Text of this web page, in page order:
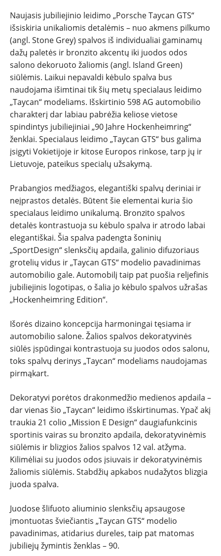
Naujasis jubiliejinio leidimo „Porsche Taycan GTS“
išsiskiria unikaliomis detalėmis – nuo akmens pilkumo
(angl. Stone Grey) spalvos iš individualiai gaminamų
dažų paletės ir bronzito akcentų iki juodos odos
salono dekoruoto žaliomis (angl. Island Green)
siūlėmis. Laikui nepavaldi kėbulo spalva bus
naudojama išimtinai tik šių metų specialaus leidimo
„Taycan“ modeliams. Išskirtinio 598 AG automobilio
charakterį dar labiau pabrėžia keliose vietose
spindintys jubiliejiniai „90 Jahre Hockenheimring“
ženklai. Specialaus leidimo „Taycan GTS“ bus galima
įsigyti Vokietijoje ir kitose Europos rinkose, tarp jų ir
Lietuvoje, pateikus specialų užsakymą.
Prabangios medžiagos, elegantiški spalvų deriniai ir
neįprastos detalės. Būtent šie elementai kuria šio
specialaus leidimo unikalumą. Bronzito spalvos
detalės kontrastuoja su kėbulo spalva ir atrodo labai
elegantiškai. Šia spalva padengta šoninių
„SportDesign“ slenksčių apdaila, galinio difuzoriaus
grotelių vidus ir „Taycan GTS“ modelio pavadinimas
automobilio gale. Automobilį taip pat puošia reljefinis
jubiliejinis logotipas, o šalia jo kėbulo spalvos užrašas
„Hockenheimring Edition“.
Išorės dizaino koncepcija harmoningai tęsiama ir
automobilio salone. Žalios spalvos dekoratyvinės
siūlės įspūdingai kontrastuoja su juodos odos salonu,
toks spalvų derinys „Taycan“ modeliams naudojamas
pirmąkart.
Dekoratyvi porėtos drakonmedžio medienos apdaila –
dar vienas šio „Taycan“ leidimo išskirtinumas. Ypač akį
traukia 21 colio „Mission E Design“ daugiafunkcinis
sportinis vairas su bronzito apdaila, dekoratyvinėmis
siūlėmis ir blizgios žalios spalvos 12 val. atžyma.
Kilimėliai su juodos odos įsiuvais ir dekoratyvinėmis
žaliomis siūlėmis. Stabdžių apkabos nudažytos blizgia
juoda spalva.
Juodose šlifuoto aliuminio slenksčių apsaugose
įmontuotas šviečiantis „Taycan GTS“ modelio
pavadinimas, atidarius dureles, taip pat matomas
jubiliejų žymintis ženklas – 90.